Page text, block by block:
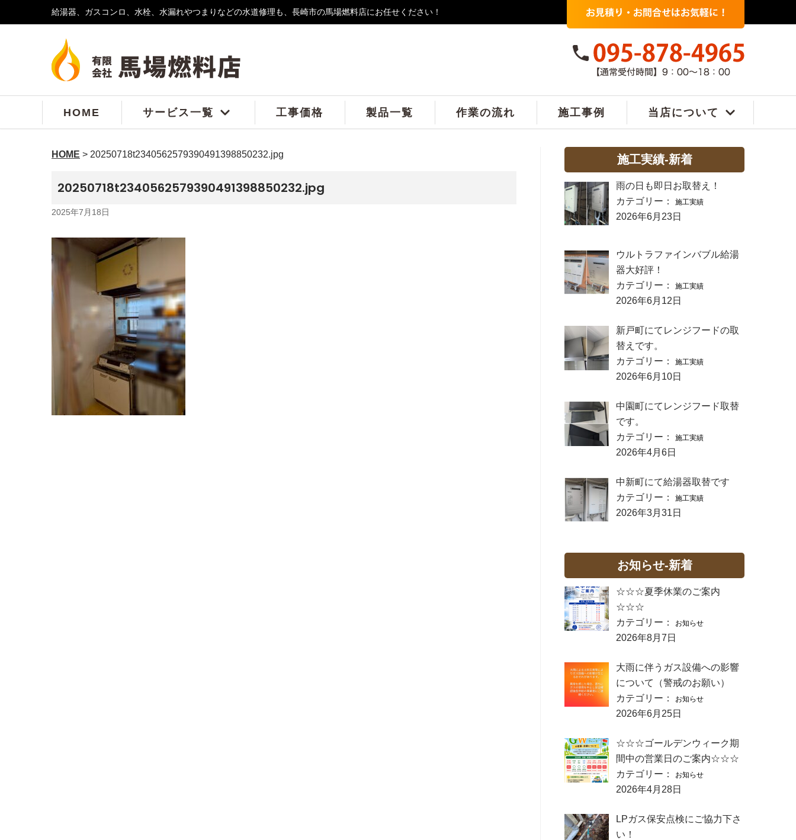
給湯器、ガスコンロ、水栓、水漏れやつまりなどの水道修理も、長崎市の馬場燃料店にお任せください！
HOME サービス一覧 工事価格 製品一覧 作業の流れ 施工事例 当店について
HOME > 20250718t2340562579390491398850232.jpg
20250718t2340562579390491398850232.jpg
2025年7月18日
施工実績-新着
雨の日も即日お取替え！
カテゴリー：
施工実績
2026年6月23日
ウルトラファインバブル給湯
器大好評！
カテゴリー：
施工実績
2026年6月12日
新戸町にてレンジフードの取
替えです。
カテゴリー：
施工実績
2026年6月10日
中園町にてレンジフード取替
です。
カテゴリー：
施工実績
2026年4月6日
中新町にて給湯器取替です
カテゴリー：
施工実績
2026年3月31日
お知らせ-新着
☆☆☆夏季休業のご案内
☆☆☆
カテゴリー：
お知らせ
2026年8月7日
大雨に伴うガス設備への影響
について（警戒のお願い）
カテゴリー：
お知らせ
2026年6月25日
☆☆☆ゴールデンウィーク期
間中の営業日のご案内☆☆☆
カテゴリー：
お知らせ
2026年4月28日
LPガス保安点検にご協力下さ
い！